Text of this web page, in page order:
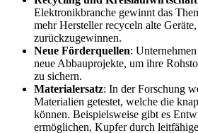
Elektronikbranche gewinnt das
mehr Hersteller recyceln alte
zurückzugewinnen.
Neue Förderquellen:
neue Abbauprojekte, um ihre
zu sichern.
Materialersatz: In der Forschung
Materialien getestet, welche die
können. Beispielsweise gibt es
ermöglichen, Kupfer durch leitfähige